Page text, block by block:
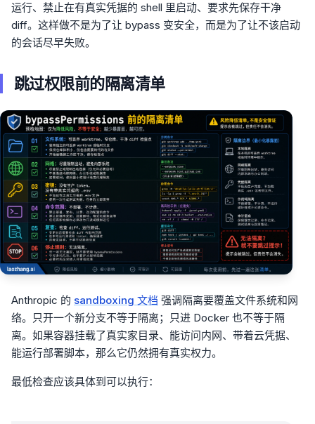
运行、禁止在有真实凭据的 shell 里启动、要求先保存干净
diff。这样做不是为了让 bypass 变安全，而是为了让不该启动
的会话尽早失败。
跳过权限前的隔离清单
Anthropic 的 sandboxing 文档 强调隔离要覆盖文件系统和网
络。只开一个新分支不等于隔离；只进 Docker 也不等于隔
离。如果容器挂载了真实家目录、能访问内网、带着云凭据、
能运行部署脚本，那么它仍然拥有真实权力。
最低检查应该具体到可以执行：